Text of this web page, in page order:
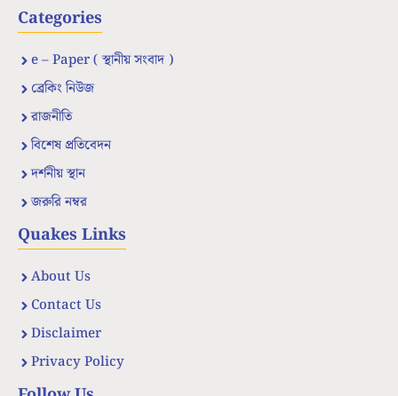
Categories
e – Paper ( স্থানীয় সংবাদ )
ব্রেকিং নিউজ
রাজনীতি
বিশেষ প্রতিবেদন
দর্শনীয় স্থান
জরুরি নম্বর
Quakes Links
About Us
Contact Us
Disclaimer
Privacy Policy